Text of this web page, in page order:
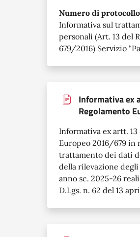
Numero di protocollo
Informativa sul
personali (Art. 13 del
679/2016) Servizio
Informativa ex
Regolamento
Informativa ex artt. 13
Europeo 2016/679 in
trattamento dei dati
della rilevazione
anno sc. 2025-26
D.Lgs. n. 62 del 13